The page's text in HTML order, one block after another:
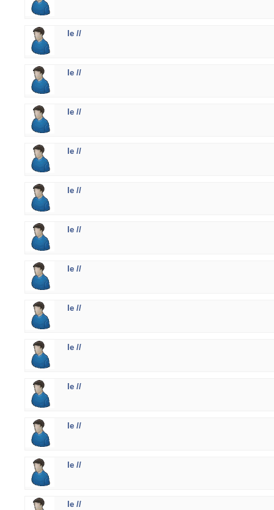
le //
le //
le //
le //
le //
le //
le //
le //
le //
le //
le //
le //
le //